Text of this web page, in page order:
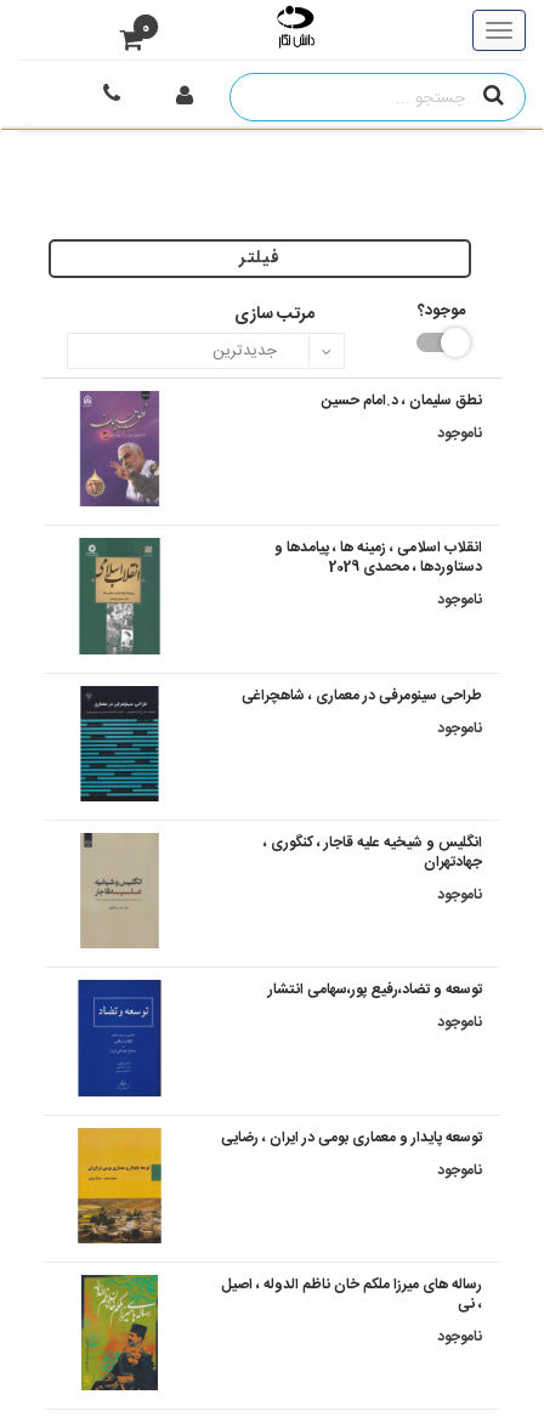
0
فیلتر
موجود؟ مرتب سازی
نطق سلیمان ، د.امام حسین
ناموجود
انقلاب اسلامی ، زمینه ها ، پیامدها و
دستاوردها ، محمدی 2029
ناموجود
طراحی سینومرفی در معماری ، شاهچراغی
ناموجود
انگلیس و شیخیه علیه قاجار ، کنگوری ،
جهادتهران
ناموجود
توسعه و تضاد،رفیع پور،سهامی انتشار
ناموجود
توسعه پایدار و معماری بومی در ایران ، رضایی
ناموجود
رساله های میرزا ملکم خان ناظم الدوله ، اصیل
، نی
ناموجود